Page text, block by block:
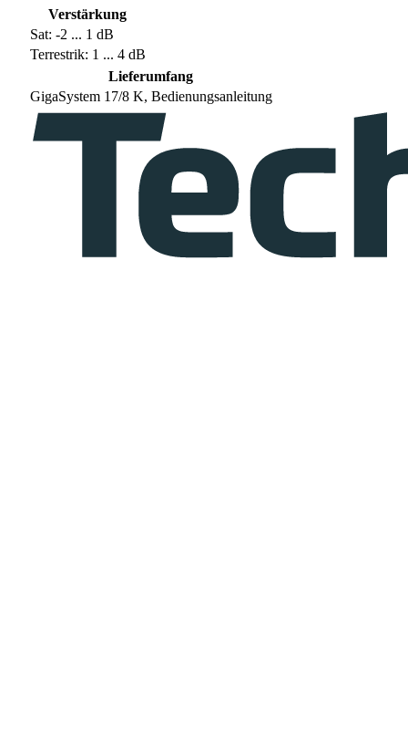
Verstärkung
Sat: -2 ... 1 dB
Terrestrik: 1 ... 4 dB
Lieferumfang
GigaSystem 17/8 K, Bedienungsanleitung